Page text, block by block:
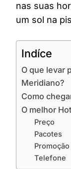
nas suas
um sol na
Indíce
O que levar
Meridiano?
Como
O melhor
Preço
Pacotes
Promoção
Telefone